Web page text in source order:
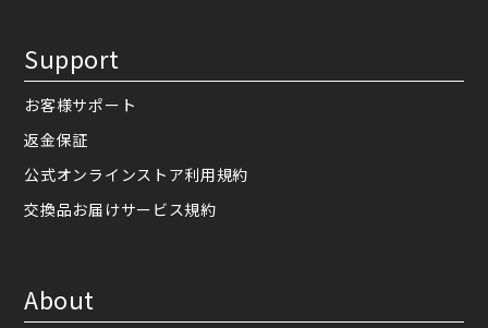
Support
お客様サポート
返金保証
公式オンラインストア利用規約
交換品お届けサービス規約
About